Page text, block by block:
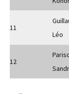
11
Léo
12